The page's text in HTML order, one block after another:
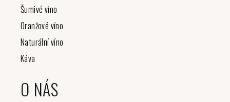
Šumivé víno
Oranžové víno
Naturální víno
Káva
O NÁS